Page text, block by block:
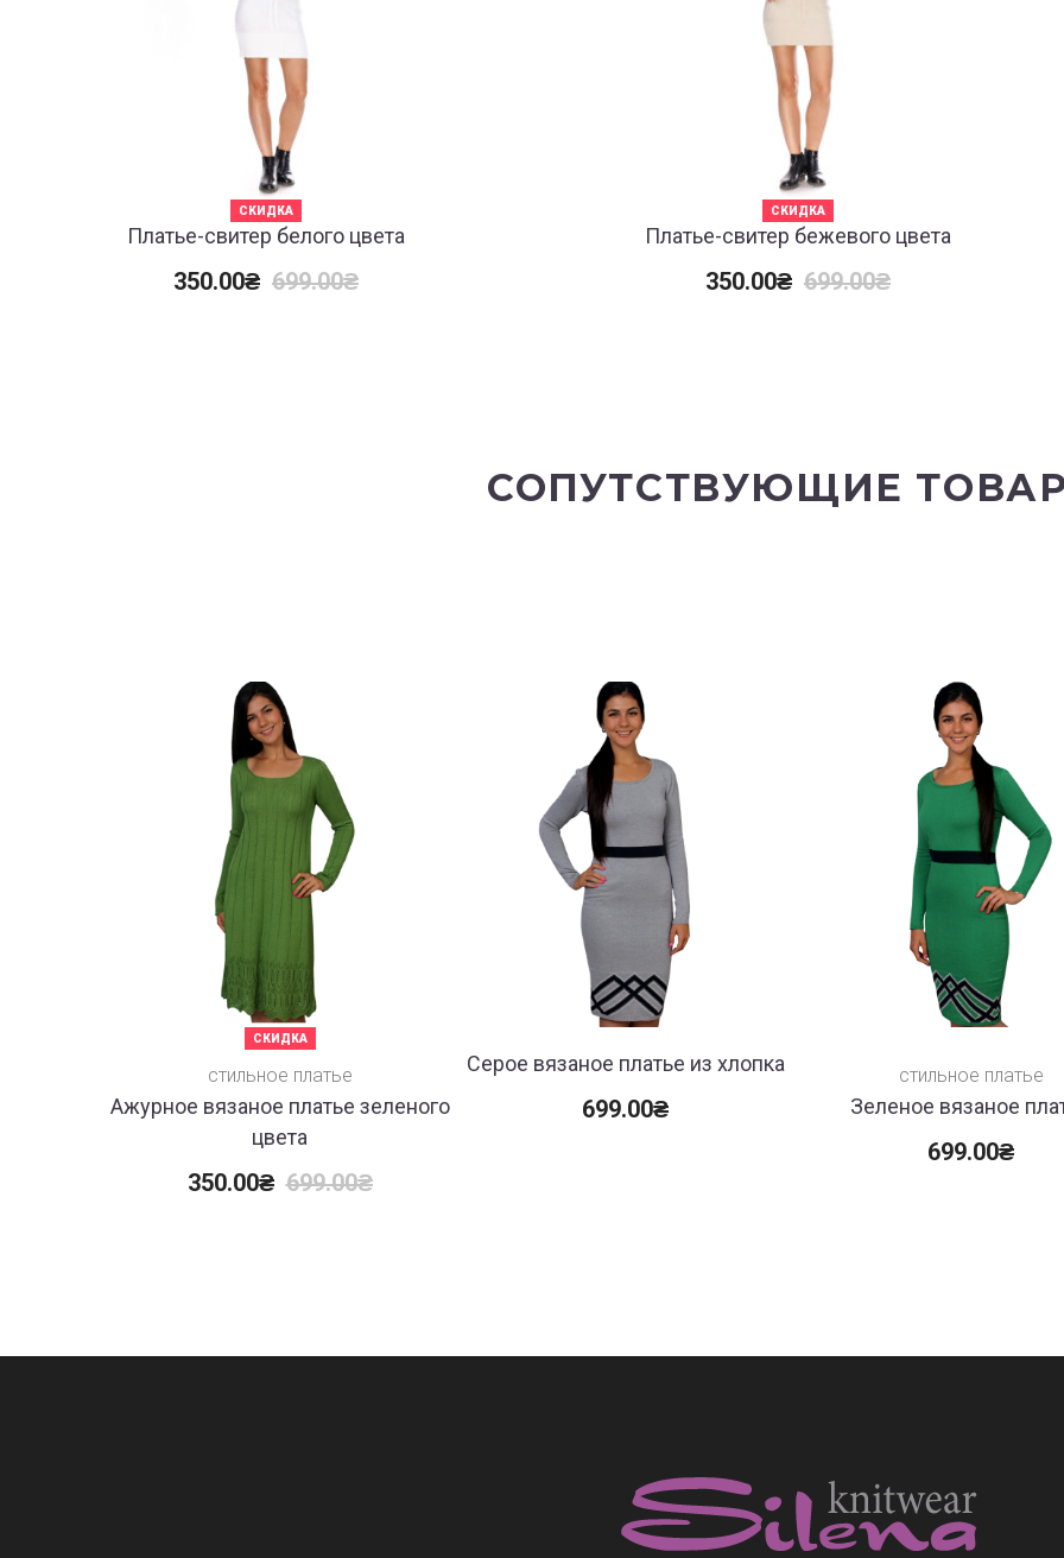
СКИДКА
Платье-свитер белого цвета
350.00₴ 699.00₴
СКИДКА
Платье-свитер бежевого цвета
350.00₴ 699.00₴
СОПУТСТВУЮЩИЕ
СКИДКА
стильное платье
Ажурное вязаное платье зеленого
цвета
350.00₴ 699.00₴
Серое вязаное платье из хлопка
699.00₴
стильное платье
Зеленое вязаное
699.00₴